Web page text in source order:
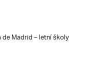
Madrid – letní školy